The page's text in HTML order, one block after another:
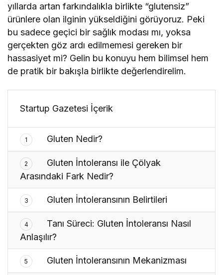
yıllarda artan farkındalıkla birlikte “glutensiz”
ürünlere olan ilginin yükseldiğini görüyoruz. Peki
bu sadece geçici bir sağlık modası mı, yoksa
gerçekten göz ardı edilmemesi gereken bir
hassasiyet mi? Gelin bu konuyu hem bilimsel hem
de pratik bir bakışla birlikte değerlendirelim.
Startup Gazetesi İçerik
1 Gluten Nedir?
2
Gluten İntoleransı ile Çölyak
Arasındaki Fark Nedir?
3 Gluten İntoleransının Belirtileri
4
Tanı Süreci: Gluten İntoleransı Nasıl
Anlaşılır?
5 Gluten İntoleransının Mekanizması